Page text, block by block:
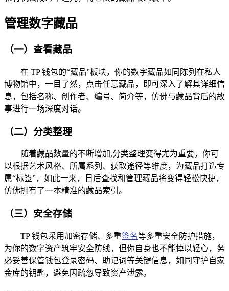
管理数字藏品
（一）查看藏品
在 TP 钱包的“藏品”板块，你的数字藏品如同陈列在私人
博物馆中，一目了然，点击任意藏品，即可深入了解其详细信
息，包括名称、创作者、编号、简介等，仿佛与藏品背后的故
事进行一场深度对话。
（二）分类整理
随着藏品数量的不断增加,分类整理变得尤为重要，你可
以根据艺术风格、所属系列、获取途径等维度，为藏品打造专
属“标签”，如此一来，日后查找和管理藏品将变得轻松快捷，
仿佛拥有了一本精准的藏品索引。
（三）安全存储
TP 钱包采用加密存储、多重签名等多重安全防护措施，
为你的数字资产筑牢安全防线，但你自身也不能掉以轻心，务
必妥善保管钱包登录密码、助记词等关键信息，如同守护自家
金库的钥匙，避免因疏忽导致资产泄露。